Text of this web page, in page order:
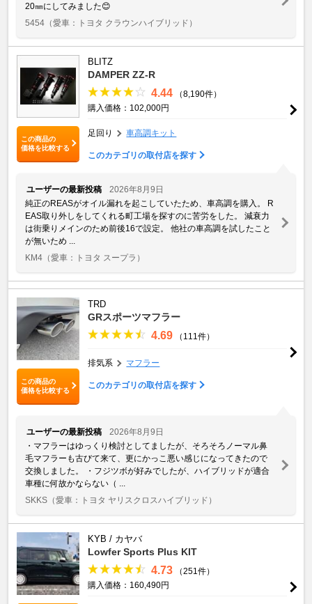
20㎜にしてみました😊
5454 （愛車：トヨタ クラウンハイブリッド）
この商品の
価格を比較する
BLITZ
DAMPER ZZ-R
4.44
（8,190件）
購入価格：102,000円
足回り 車高調キット
このカテゴリの取付店を探す
ユーザーの最新投稿
2026年8月9日
純正のREASがオイル漏れを起こしていたため、車高調を購入。 R
EAS取り外しをしてくれる町工場を探すのに苦労をした。 減衰力
は街乗りメインのため前後16で設定。 他社の車高調を試したこと
が無いため ...
KM4 （愛車：トヨタ スープラ）
この商品の
価格を比較する
TRD
GRスポーツマフラー
4.69 （111件）
排気系 マフラー
このカテゴリの取付店を探す
ユーザーの最新投稿
2026年8月9日
・マフラーはゆっくり検討としてましたが、そろそろノーマル鼻
毛マフラーも古びて来て、更にかっこ悪い感じになってきたので
交換しました。 ・フジツボが好みでしたが、ハイブリッドが適合
車種に何故かならない（ ...
SKKS （愛車：トヨタ ヤリスクロスハイブリッド）
KYB / カヤバ
Lowfer Sports Plus KIT
4.73
（251件）
購入価格：160,490円